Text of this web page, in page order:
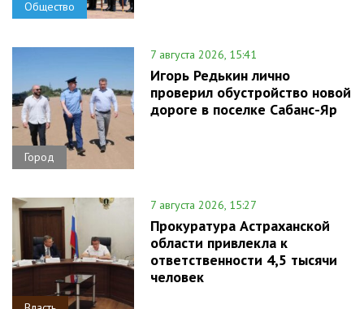
Общество
Город
7 августа 2026, 15:41
Игорь Редькин лично
проверил обустройство новой
дороге в поселке Сабанс-Яр
7 августа 2026, 15:27
Прокуратура Астраханской
области привлекла к
ответственности 4,5 тысячи
человек